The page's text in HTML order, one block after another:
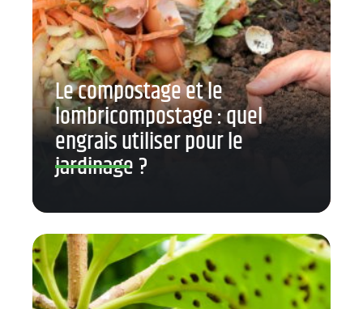
Le compostage et le
lombricompostage : quel
engrais utiliser pour le
jardinage ?